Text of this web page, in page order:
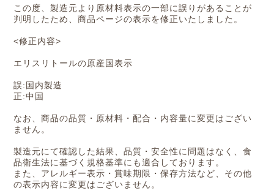
この度、製造元より原材料表示の一部に誤りがあることが
判明したため、商品ページの表示を修正いたしました。
<修正内容>
エリスリトールの原産国表示
誤:国内製造
正:中国
なお、商品の品質・原材料・配合・内容量に変更はござい
ません。
製造元にて確認した結果、品質・安全性に問題はなく、食
品衛生法に基づく規格基準にも適合しております。
また、アレルギー表示・賞味期限・保存方法など、その他
の表示内容に変更はございません。